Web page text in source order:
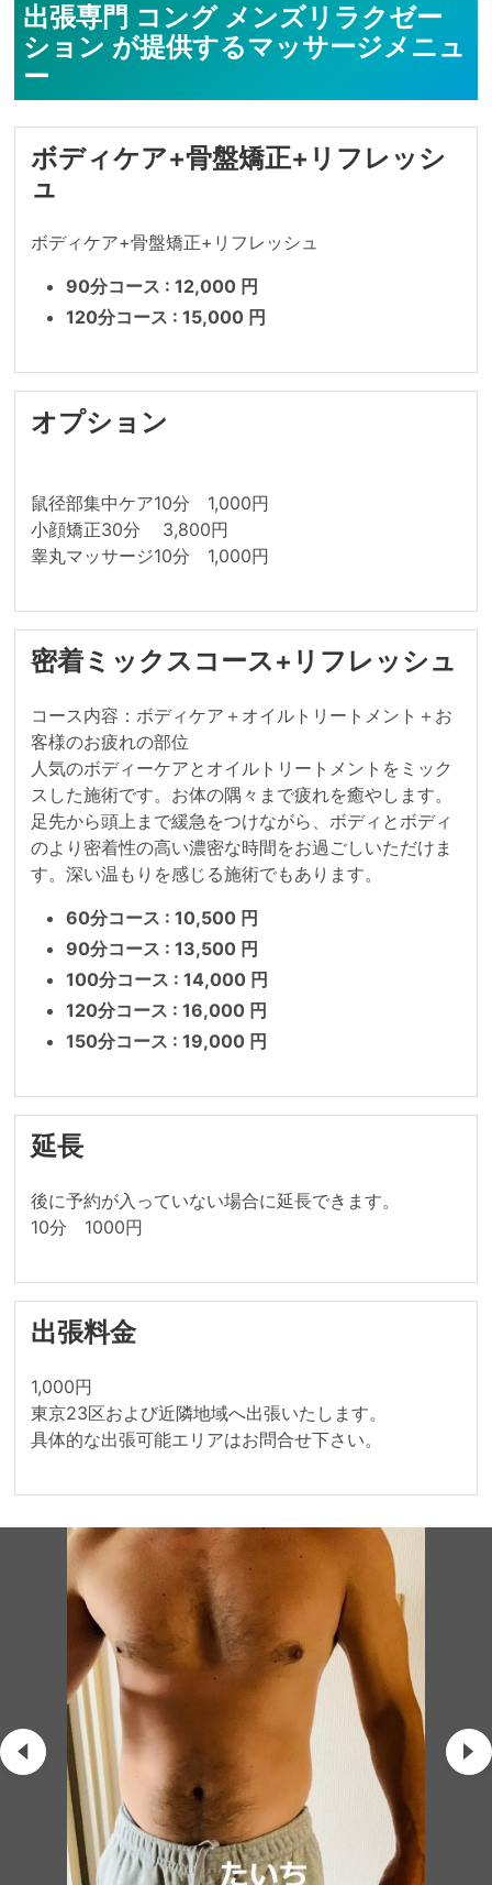
出張専門 コング メンズリラクゼー
ション が提供するマッサージメニュ
ー
ボディケア+骨盤矯正+リフレッシ
ュ
ボディケア+骨盤矯正+リフレッシュ
90分コース : 12,000 円
120分コース : 15,000 円
オプション
鼠径部集中ケア10分　1,000円
小顔矯正30分 	3,800円
睾丸マッサージ10分　1,000円
密着ミックスコース+リフレッシュ
コース内容：ボディケア＋オイルトリートメント＋お
客様のお疲れの部位
人気のボディーケアとオイルトリートメントをミック
スした施術です。お体の隅々まで疲れを癒やします。
足先から頭上まで緩急をつけながら、ボディとボディ
のより密着性の高い濃密な時間をお過ごしいただけま
す。深い温もりを感じる施術でもあります。
60分コース : 10,500 円
90分コース : 13,500 円
100分コース : 14,000 円
120分コース : 16,000 円
150分コース : 19,000 円
延長
後に予約が入っていない場合に延長できます。
10分　1000円
出張料金
1,000円
東京23区および近隣地域へ出張いたします。
具体的な出張可能エリアはお問合せ下さい。